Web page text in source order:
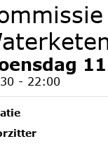
- 22:00